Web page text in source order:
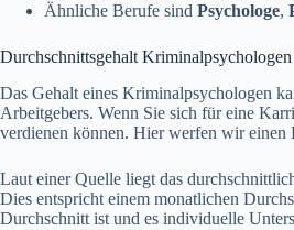
Ähnliche Berufe sind Psychologe,
Durchschnittsgehalt Kriminalpsychologen
Das Gehalt eines Kriminalpsychologen
Arbeitgebers. Wenn Sie sich für eine
verdienen können. Hier werfen wir
Laut einer Quelle liegt das
Dies entspricht einem monatlichen
Durchschnitt ist und es individuelle